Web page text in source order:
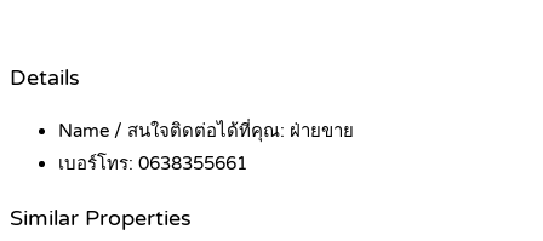
Details
Name / สนใจติดต่อได้ที่คุณ: ฝ่ายขาย
เบอร์โทร: 0638355661
Similar Properties